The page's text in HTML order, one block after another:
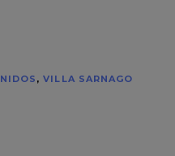
,VILLA SARNAGO